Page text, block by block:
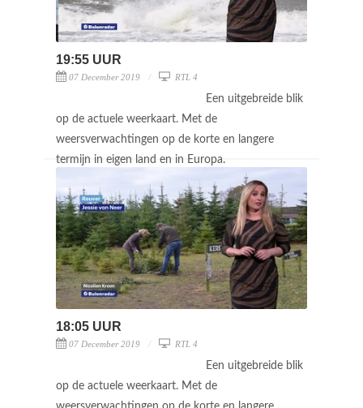
19:55 UUR
07 December 2019 RTL 4
Een uitgebreide blik
op de actuele weerkaart. Met de
weersverwachtingen op de korte en langere
termijn in eigen land en in Europa.
18:05 UUR
07 December 2019 RTL 4
Een uitgebreide blik
op de actuele weerkaart. Met de